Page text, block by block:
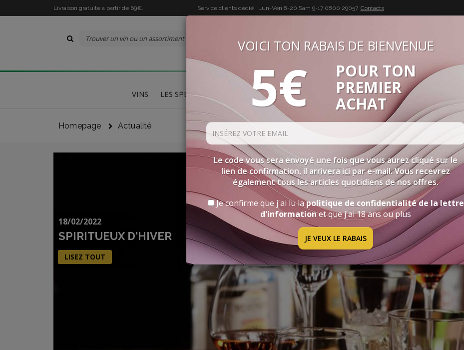
Livraison gratuite à partir de 69€. Service clients dédié : Lun-Ven 8-20 Sam 9-170800 29057 Contacts
BUON VINO, BUONA VITA
VINS LES SPÉCIALITÉS SÉLECTIONS SPIRITUEUX ACCESSOIRES PROMOTIONS
Homepage Actualité
18/02/2022
SPIRITUEUX D'HIVER
LISEZ TOUT
VOICI TON RABAIS DE BIENVENUE
5€
POUR TON
PREMIER
ACHAT
Le code vous sera envoyé une fois que vous aurez cliqué sur le
lien de confirmation, il arrivera ici par e-mail. Vous recevrez
également tous les articles quotidiens de nos offres.
Je confirme que j'ai lu lapolitique de confidentialité de la lettre
d'informationet que j'ai 18 ans ou plus
JE VEUX LE RABAIS